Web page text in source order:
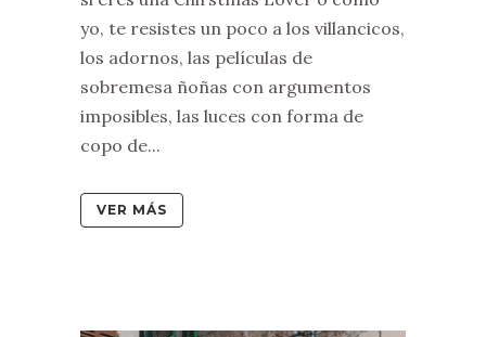
yo, te resistes un poco a los villancicos,
los adornos, las películas de
sobremesa ñoñas con argumentos
imposibles, las luces con forma de
copo de...
VER MÁS